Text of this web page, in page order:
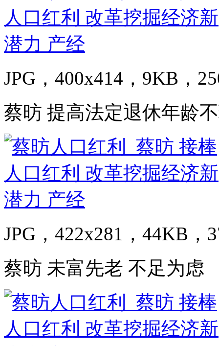
JPG，400x414，9KB，
蔡昉 提高法定退休年龄
JPG，422x281，44KB，
蔡昉 未富先老 不足为虑